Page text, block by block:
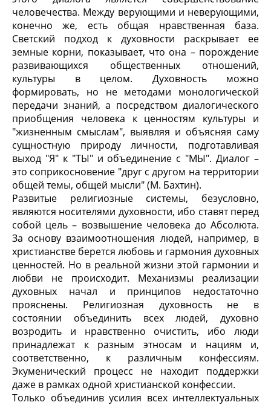
человечества. Между верующими и неверующими,
конечно же, есть общая нравственная база.
Светский подход к духовности раскрывает ее
земные корни, показывает, что она – порождение
развивающихся общественных отношений,
культуры в целом. Духовность можно
формировать, но не методами монологической
передачи знаний, а посредством диалогического
приобщения человека к ценностям культуры и
"жизненным смыслам", выявляя и объясняя саму
сущностную природу личности, подготавливая
выход "Я" к "ТЫ" и объединение с "МЫ". Диалог –
это соприкосновение "друг с другом на территории
общей темы, общей мысли" (М. Бахтин).
Развитые религиозные системы, безусловно,
являются носителями духовности, ибо ставят перед
собой цель – возвышение человека до Абсолюта.
За основу взаимоотношения людей, например, в
христианстве берется любовь и гармония духовных
ценностей. Но в реальной жизни этой гармонии и
любви не происходит. Механизмы реализации
духовных начал и принципов недостаточно
прояснены. Религиозная духовность не в
состоянии объединить всех людей, духовно
возродить и нравственно очистить, ибо люди
принадлежат к разным этносам и нациям и,
соответственно, к различным конфессиям.
Экуменический процесс не находит поддержки
даже в рамках одной христианской конфессии.
Только объединив усилия всех интеллектуальных